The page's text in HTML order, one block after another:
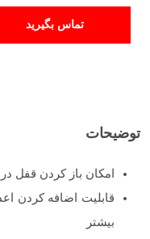
تماس بگیرید
توضیحات
امکان باز کردن قفل
قابلیت اضافه کردن
بیشتر